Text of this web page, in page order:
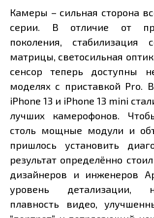
Камеры – сильная сторона
серии. В отличие от
поколения, стабилизация
матрицы, светосильная
сенсор теперь доступны
моделях с приставкой Pro. В
iPhone 13 и iPhone 13 mini
лучших камерофонов.
столь мощные модули и
пришлось установить
результат определённо
дизайнеров и инженеров
уровень детализации,
плавность видео,